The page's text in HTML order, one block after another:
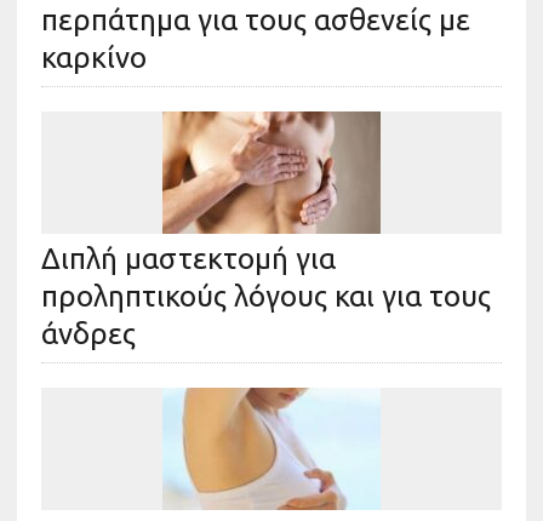
περπάτημα για τους ασθενείς με
καρκίνο
Διπλή μαστεκτομή για
προληπτικούς λόγους και για τους
άνδρες